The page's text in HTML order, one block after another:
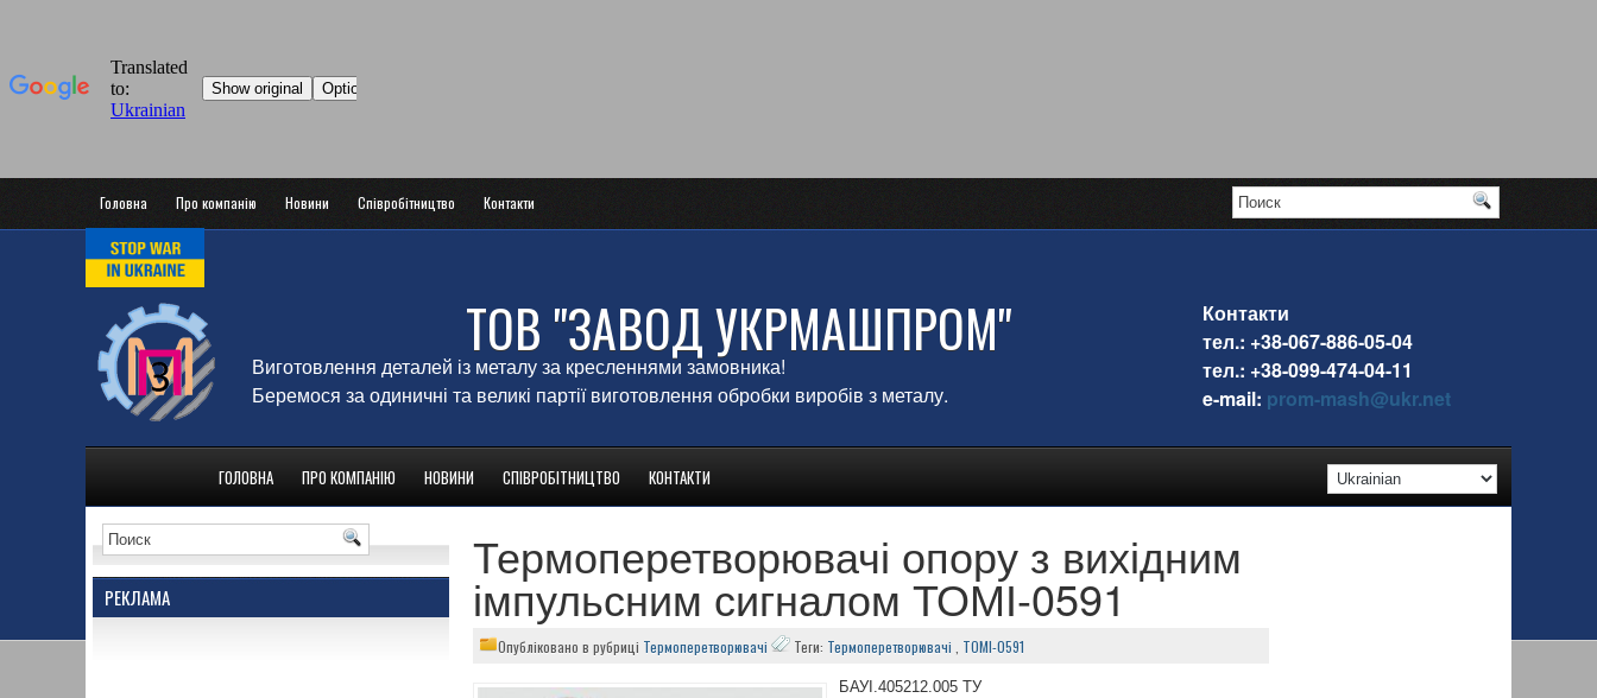
Головна Про компанію Новини Співробітництво Контакти
ТОВ "ЗАВОД УКРМАШПРОМ"
Виготовлення деталей із металу за кресленнями замовника!
Беремося за одиничні та великі партії виготовлення обробки виробів з металу.
Контакти
тел.: +38-067-886-05-04
тел.: +38-099-474-04-11
e-mail: prom-mash@ukr.net
ГОЛОВНА ПРО КОМПАНІЮ НОВИНИ СПІВРОБІТНИЦТВО КОНТАКТИ
РЕКЛАМА
Термоперетворювачі опору з вихідним
імпульсним сигналом ТОМІ-0591
Опубліковано в рубриці Термоперетворювачі Теги: Термоперетворювачі ТОМІ-0591
БАУІ.405212.005 ТУ